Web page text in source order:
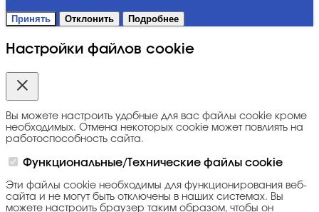
Принять Отклонить Подробнее
Настройки файлов cookie
Вы можете настроить удобные для вас файлы cookie кроме
необходимых. Отмена некоторых cookie может повлиять на
работоспособность сайта.
Функциональные/Технические файлы cookie
Эти файлы cookie необходимы для функционирования веб-
сайта и не могут быть отключены в наших системах. Вы
можете настроить браузер таким образом, чтобы он